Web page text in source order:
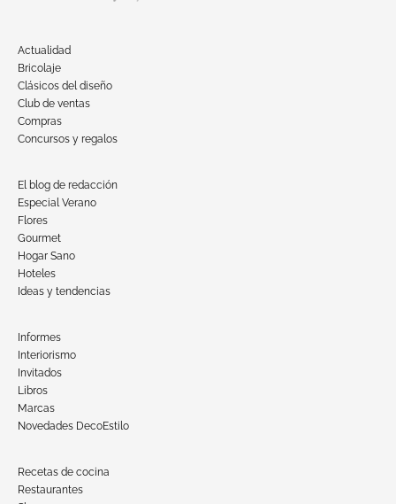
Actualidad
Bricolaje
Clásicos del diseño
Club de ventas
Compras
Concursos y regalos
El blog de redacción
Especial Verano
Flores
Gourmet
Hogar Sano
Hoteles
Ideas y tendencias
Informes
Interiorismo
Invitados
Libros
Marcas
Novedades DecoEstilo
Recetas de cocina
Restaurantes